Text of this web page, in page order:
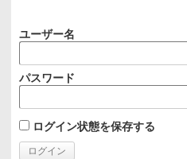
ユーザー名
パスワード
ログイン状態を保存する